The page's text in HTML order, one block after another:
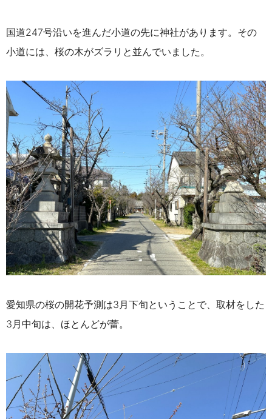
国道247号沿いを進んだ小道の先に神社があります。その
小道には、桜の木がズラリと並んでいました。
愛知県の桜の開花予測は3月下旬ということで、取材をした
3月中旬は、ほとんどが蕾。